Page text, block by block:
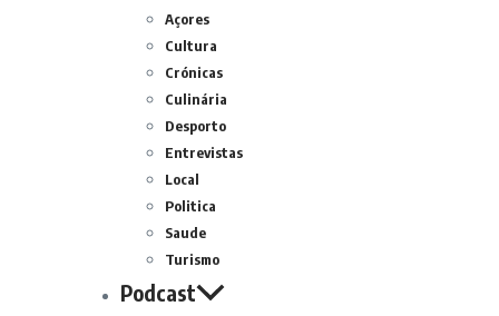
Açores
Cultura
Crónicas
Culinária
Desporto
Entrevistas
Local
Politica
Saude
Turismo
Podcast